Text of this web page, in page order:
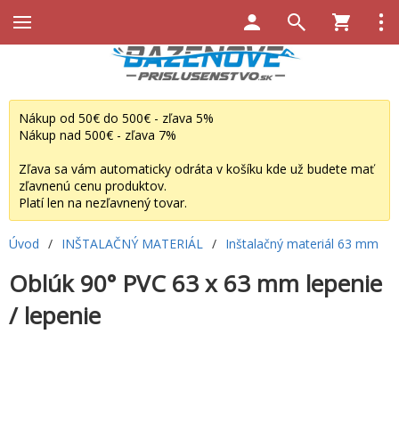
Nákup od 50€ do 500€ - zľava 5%
Nákup nad 500€ - zľava 7%
Zľava sa vám automaticky odráta v košíku kde už budete mať
zľavnenú cenu produktov.
Platí len na nezľavnený tovar.
Úvod / INŠTALAČNÝ MATERIÁL / Inštalačný materiál 63 mm
Oblúk 90° PVC 63 x 63 mm lepenie
/ lepenie